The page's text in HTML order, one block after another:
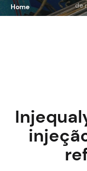
Home
de